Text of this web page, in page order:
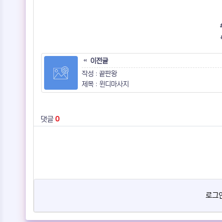
이전글
작성 : 끝판왕
제목 : 윈디마사지
댓글0
로그